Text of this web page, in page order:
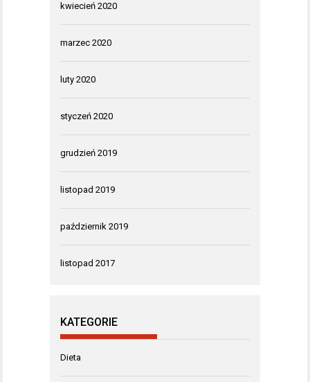
kwiecień 2020
marzec 2020
luty 2020
styczeń 2020
grudzień 2019
listopad 2019
październik 2019
listopad 2017
KATEGORIE
Dieta